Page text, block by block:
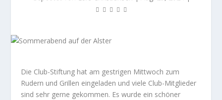
Die Club-Stiftung hat am gestrigen Mittwoch zum
Rudern und Grillen eingeladen und viele Club-Mitglieder
sind sehr gerne gekommen. Es wurde ein schöner